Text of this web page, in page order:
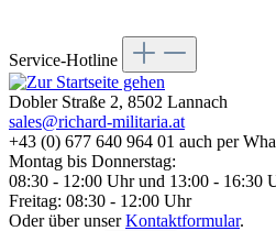
Service-Hotline
Dobler Straße 2, 8502 Lannach
sales@richard-militaria.at
+43 (0) 677 640 964 01 auch per
Montag bis Donnerstag:
08:30 - 12:00 Uhr und 13:00 - 16:30
Freitag: 08:30 - 12:00 Uhr
Oder über unserKontaktformular.